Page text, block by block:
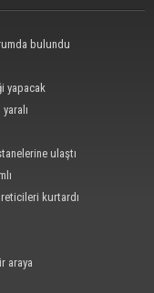
bulundu
yapacak
ulaştı
kurtardı
araya